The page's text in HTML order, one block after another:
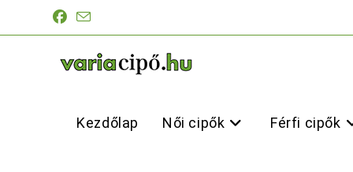
Kezdőlap Női cipők Férfi cipők